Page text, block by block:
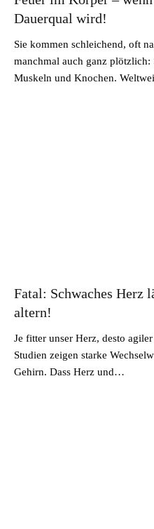
Dauerqual wird!
Sie kommen schleichend, oft
manchmal auch ganz plötzlich:
Muskeln und Knochen.
Fatal: Schwaches Herz
altern!
Je fitter unser Herz, desto
Studien zeigen starke
Gehirn. Dass Herz und…